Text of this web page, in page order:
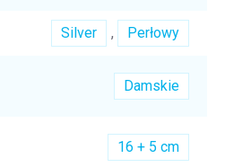
Silver , Perłowy
Damskie
16 + 5 cm